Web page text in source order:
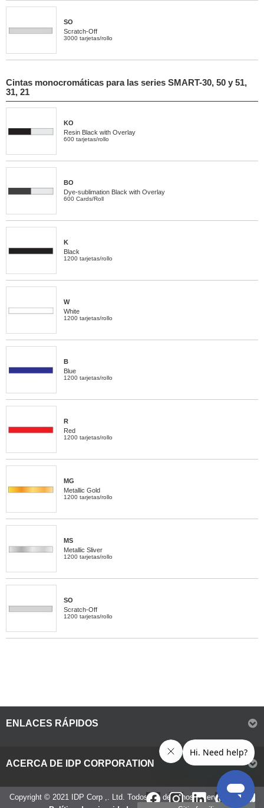
SO
Scratch-Off
3000 tarjetas/rollo
Cintas monocromáticas para las series SMART-30, 50 y 51,
31, 21
KO
Resin Black with Overlay
600 tarjetas/rollo
BO
Dye-sublimation Black with Overlay
600 Cards/Roll
K
Black
1200 tarjetas/rollo
W
White
1200 tarjetas/rollo
B
Blue
1200 tarjetas/rollo
R
Red
1200 tarjetas/rollo
MG
Metallic Gold
1200 tarjetas/rollo
MS
Metallic Sliver
1200 tarjetas/rollo
SO
Scratch-Off
1200 tarjetas/rollo
ENLACES RÁPIDOS
ACERCA DE IDP CORPORATION
Copyright © 2021 IDP Corp ,. Ltd. Todos los derechos reservados. IMS